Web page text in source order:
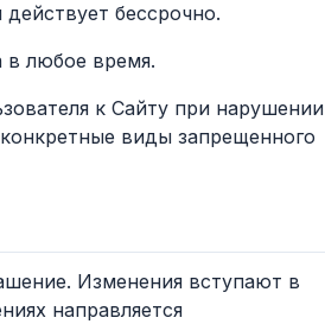
бессрочно.
в любое время.
к Сайту при нарушении
виды запрещенного
Изменения вступают в
направляется